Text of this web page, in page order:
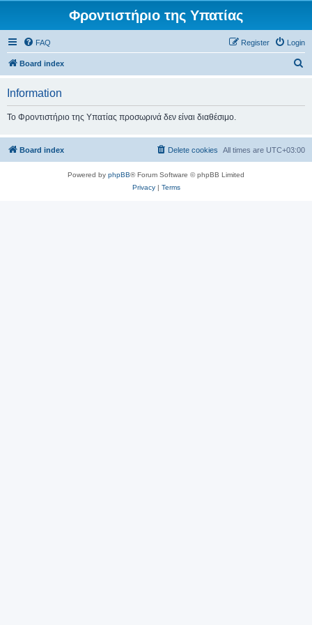
Φροντιστήριο της Υπατίας
FAQ Login
Register
Board index
h
Information
Το Φροντιστήριο της Υπατίας προσωρινά δεν είναι διαθέσιμο.
Board index All times are UTC+03:00
Delete cookies
Powered by phpBB® Forum Software © phpBB Limited
Privacy| Terms